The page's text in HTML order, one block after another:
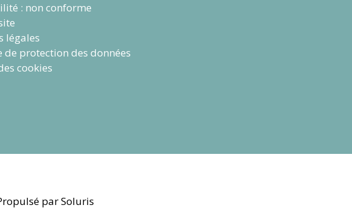
: non conforme
légales
de protection des données
cookies
par Soluris